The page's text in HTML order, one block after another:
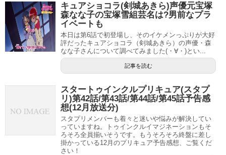
キュアショコラ(剣城あきら)声優元宝塚
森なな子の宝塚雪組芸名は?男前なプラ
イベートも
本日は第6話で初登場し、そのイケメンっぷりが大好
評だったキュアショコラ（剣城あきら）の声優・森
なな子さんについて調べてみました(・∀・)とい...
記事を読む
スタートゥインクルプリキュア(スタプ
リ)第42話/第43話/第44話/第45話予告感
想(12月放送分)
スタプリメンバーも着々と迷いや悩みが解決してい
っていますね。トゥインクルイマジネーションもそ
ろそろ全員揃いそうです。もうそろそろ終盤に差し
掛かっている12月のプリキュア予告感想、ご覧くだ
さい！